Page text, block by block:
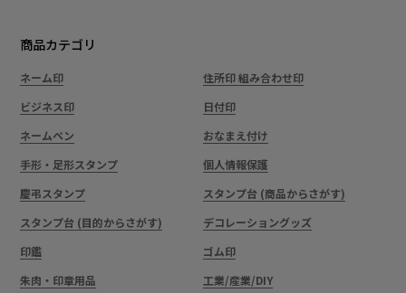
商品カテゴリ
ネーム印
住所印 組み合わせ印
ビジネス印
日付印
ネームペン
おなまえ付け
手形・足形スタンプ
個人情報保護
慶弔スタンプ
スタンプ台 (商品からさがす)
スタンプ台 (目的からさがす)
デコレーショングッズ
印鑑
ゴム印
朱肉・印章用品
工業/産業/DIY